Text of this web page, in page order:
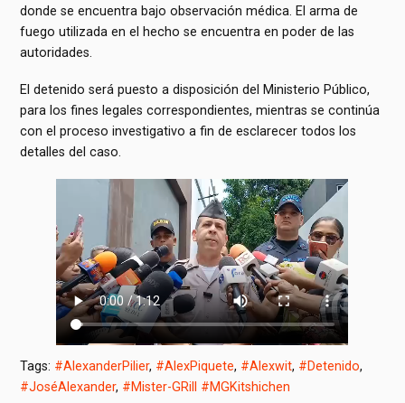
donde se encuentra bajo observación médica. El arma de
fuego utilizada en el hecho se encuentra en poder de las
autoridades.
El detenido será puesto a disposición del Ministerio Público,
para los fines legales correspondientes, mientras se continúa
con el proceso investigativo a fin de esclarecer todos los
detalles del caso.
Tags: #AlexanderPilier, #AlexPiquete, #Alexwit, #Detenido,
#JoséAlexander, #Mister-GRill #MGKitshichen